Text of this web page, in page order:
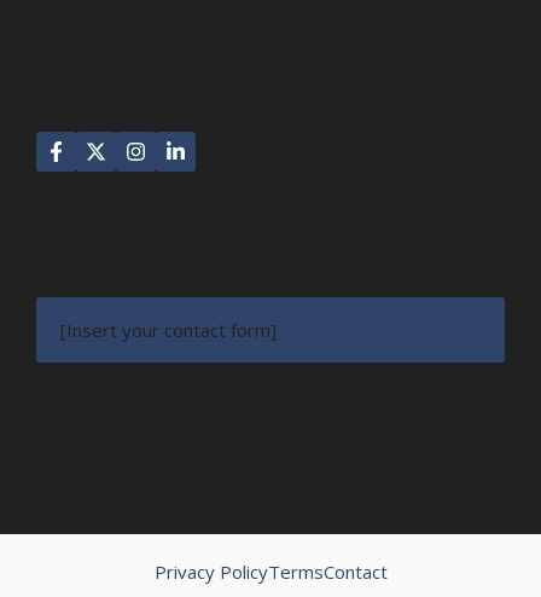
[Insert your contact form]
Privacy PolicyTermsContact